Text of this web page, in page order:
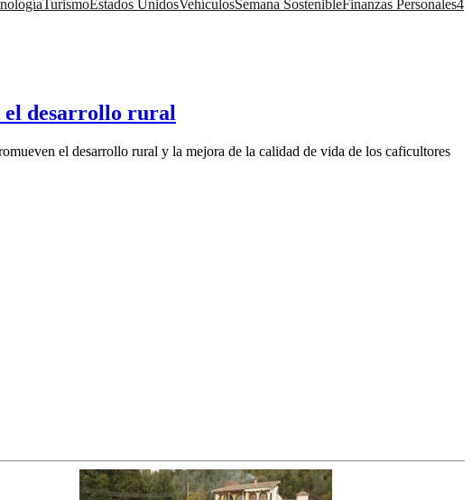
TurismoEstados UnidosVehículosSemana SostenibleFinanzas Personales4
el desarrollo rural
el desarrollo rural y la mejora de la calidad de vida de los caficultores